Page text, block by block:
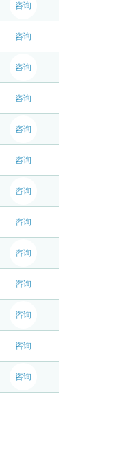
咨询
咨询
咨询
咨询
咨询
咨询
咨询
咨询
咨询
咨询
咨询
咨询
咨询